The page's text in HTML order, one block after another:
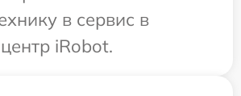
в сервис в
iRobot.